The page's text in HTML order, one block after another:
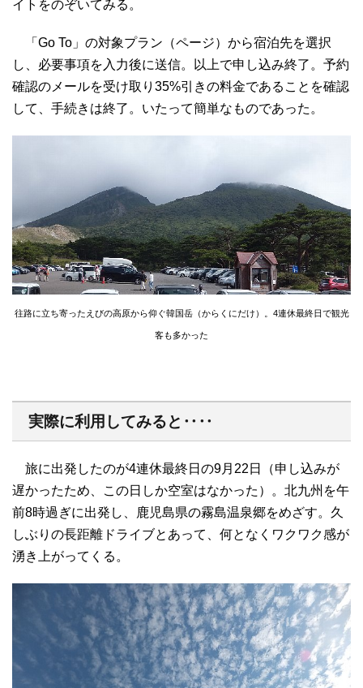
イトをのぞいてみる。
「Go To」の対象プラン（ページ）から宿泊先を選択
し、必要事項を入力後に送信。以上で申し込み終了。予約
確認のメールを受け取り35%引きの料金であることを確認
して、手続きは終了。いたって簡単なものであった。
往路に立ち寄ったえびの高原から仰ぐ韓国岳（からくにだけ）。4連休最終日で観光
客も多かった
実際に利用してみると‥‥
旅に出発したのが4連休最終日の9月22日（申し込みが
遅かったため、この日しか空室はなかった）。北九州を午
前8時過ぎに出発し、鹿児島県の霧島温泉郷をめざす。久
しぶりの長距離ドライブとあって、何となくワクワク感が
湧き上がってくる。